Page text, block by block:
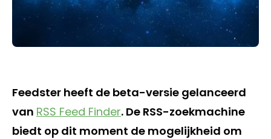
Feedster heeft de beta-versie gelanceerd
van RSS Feed Finder. De RSS-zoekmachine
biedt op dit moment de mogelijkheid om